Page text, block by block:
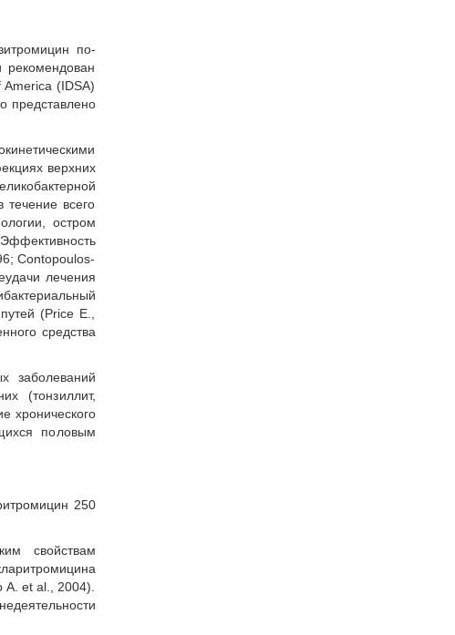
по-
(IDSA)
представлено
верхних
всего
остром
Contopoulos-
лечения
(Price E.,
средства
заболеваний
(тонзиллит,
хронического
половым
250
свойствам
et al., 2004).